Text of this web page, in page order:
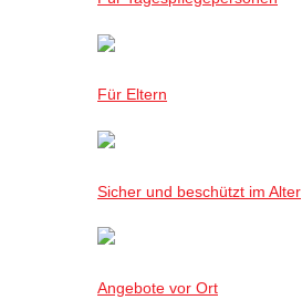
Für Eltern
Sicher und beschützt im Alter
Angebote vor Ort